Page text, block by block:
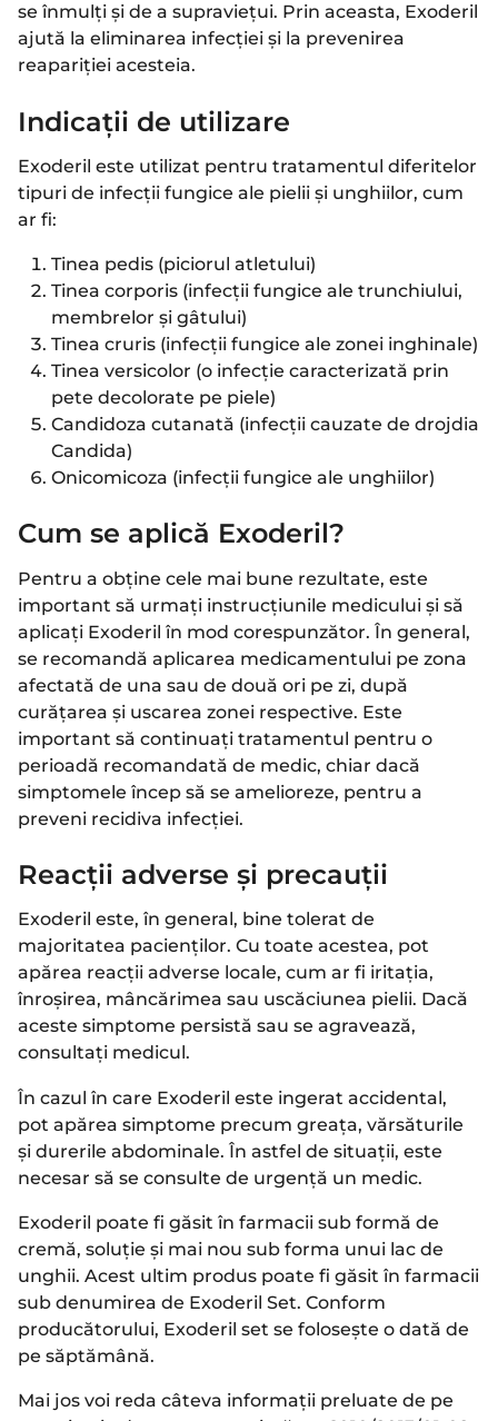
se înmulți și de a supraviețui. Prin aceasta, Exoderil
ajută la eliminarea infecției și la prevenirea
reapariției acesteia.
Indicații de utilizare
Exoderil este utilizat pentru tratamentul diferitelor
tipuri de infecții fungice ale pielii și unghiilor, cum
ar fi:
Tinea pedis (piciorul atletului)
Tinea corporis (infecții fungice ale trunchiului,
membrelor și gâtului)
Tinea cruris (infecții fungice ale zonei inghinale)
Tinea versicolor (o infecție caracterizată prin
pete decolorate pe piele)
Candidoza cutanată (infecții cauzate de drojdia
Candida)
Onicomicoza (infecții fungice ale unghiilor)
Cum se aplică Exoderil?
Pentru a obține cele mai bune rezultate, este
important să urmați instrucțiunile medicului și să
aplicați Exoderil în mod corespunzător. În general,
se recomandă aplicarea medicamentului pe zona
afectată de una sau de două ori pe zi, după
curățarea și uscarea zonei respective. Este
important să continuați tratamentul pentru o
perioadă recomandată de medic, chiar dacă
simptomele încep să se amelioreze, pentru a
preveni recidiva infecției.
Reacții adverse și precauții
Exoderil este, în general, bine tolerat de
majoritatea pacienților. Cu toate acestea, pot
apărea reacții adverse locale, cum ar fi iritația,
înroșirea, mâncărimea sau uscăciunea pielii. Dacă
aceste simptome persistă sau se agravează,
consultați medicul.
În cazul în care Exoderil este ingerat accidental,
pot apărea simptome precum greața, vărsăturile
și durerile abdominale. În astfel de situații, este
necesar să se consulte de urgență un medic.
Exoderil poate fi găsit în farmacii sub formă de
cremă, soluție și mai nou sub forma unui lac de
unghii. Acest ultim produs poate fi găsit în farmacii
sub denumirea de Exoderil Set. Conform
producătorului, Exoderil set se folosește o dată de
pe săptămână.
Mai jos voi reda câteva informații preluate de pe